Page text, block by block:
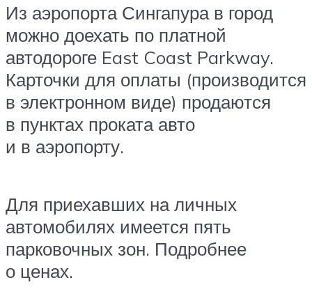
Из аэропорта Сингапура в город
можно доехать по платной
автодороге East Coast Parkway.
Карточки для оплаты (производится
в электронном виде) продаются
в пунктах проката авто
и в аэропорту.
Для приехавших на личных
автомобилях имеется пять
парковочных зон. Подробнее
о ценах.